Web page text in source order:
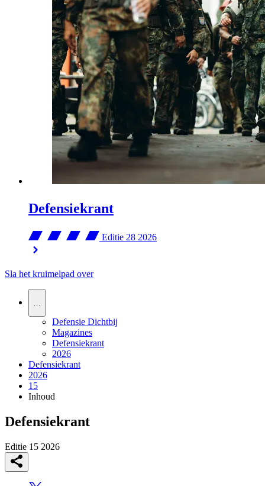
Defensiekrant
Editie 28 2026
Sla het kruimelpad over
Defensie Dichtbij
Magazines
Defensiekrant
2026
Defensiekrant
2026
15
Inhoud
Defensiekrant
Editie 15 2026